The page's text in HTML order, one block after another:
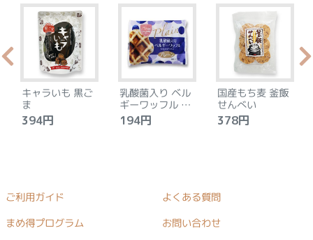
キャラいも 黒ご
ま
394円
乳酸菌入り ベル
ギーワッフル プ
レーン
194円
国産もち麦 釜飯
せんべい
378円
ご利用ガイド よくある質問
まめ得プログラム お問い合わせ